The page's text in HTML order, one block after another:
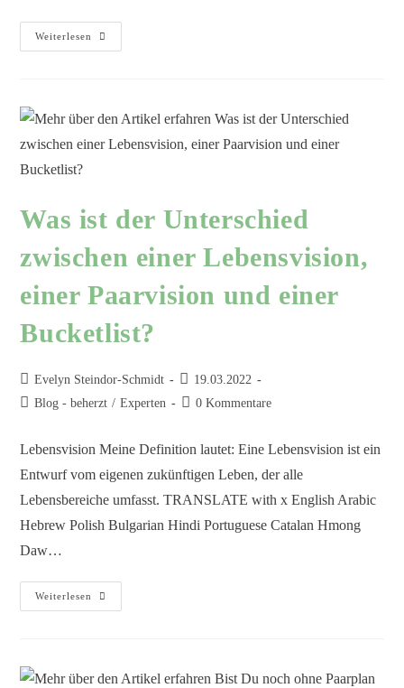
Weiterlesen
Was ist der Unterschied
zwischen einer Lebensvision,
einer Paarvision und einer
Bucketlist?
Evelyn Steindor-Schmidt
19.03.2022
Blog - beherzt / Experten 0 Kommentare
Lebensvision Meine Definition lautet: Eine Lebensvision ist ein
Entwurf vom eigenen zukünftigen Leben, der alle
Lebensbereiche umfasst. TRANSLATE with x English Arabic
Hebrew Polish Bulgarian Hindi Portuguese Catalan Hmong
Daw…
Weiterlesen